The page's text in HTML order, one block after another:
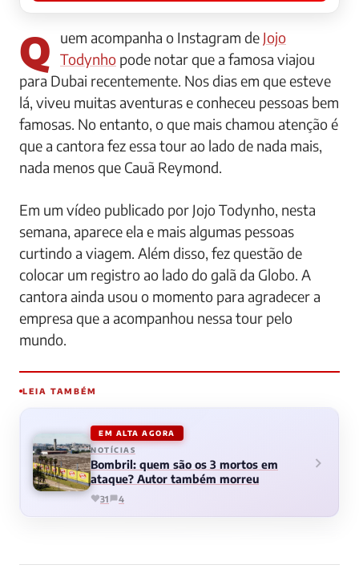
Quem acompanha o Instagram de Jojo
Todynho pode notar que a famosa viajou
para Dubai recentemente. Nos dias em que esteve
lá, viveu muitas aventuras e conheceu pessoas bem
famosas. No entanto, o que mais chamou atenção é
que a cantora fez essa tour ao lado de nada mais,
nada menos que Cauã Reymond.
Em um vídeo publicado por Jojo Todynho, nesta
semana, aparece ela e mais algumas pessoas
curtindo a viagem. Além disso, fez questão de
colocar um registro ao lado do galã da Globo. A
cantora ainda usou o momento para agradecer a
empresa que a acompanhou nessa tour pelo
mundo.
LEIA TAMBÉM
EM ALTA AGORA
NOTÍCIAS
Bombril: quem são os 3 mortos em
ataque? Autor também morreu
31 4